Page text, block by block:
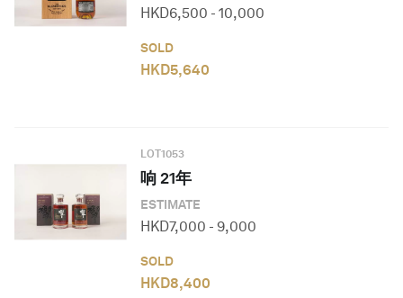
HKD6,500 - 10,000
SOLD
HKD5,640
LOT1053
响 21年
ESTIMATE
HKD7,000 - 9,000
SOLD
HKD8,400